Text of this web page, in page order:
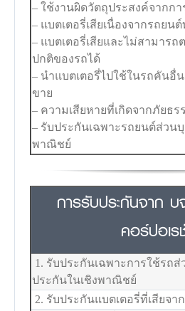
– ใช้งานผิดวัตถุประสงค์จากก
– แบตเตอรี่เสียเนื่องจากรถยน
– แบตเตอรี่เสียและไม่สามารถ
ปกติของรถได้
– นำแบตเตอรี่ไปใช้ในรถคันอื่
ขาย
– ความเสียหายที่เกิดจากภัยธร
– รับประกันเฉพาะรถยนต์ส่วน
พาณิชย์
การรับประกันจาก
คอร์ปอเ
1. รับประกันเฉพาะการใช้รถ
ประกันในเชิงพาณิชย์
2. รับประกันแบตเตอรี่ที่เสียจา